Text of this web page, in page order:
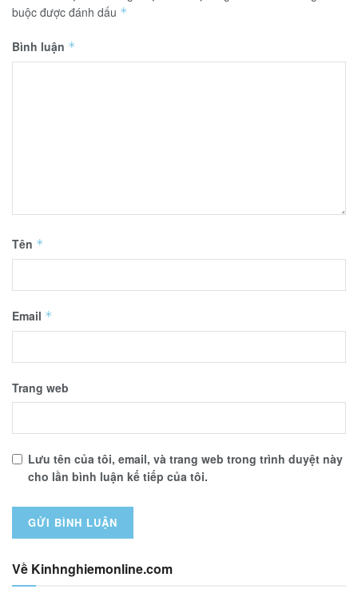
buộc được đánh dấu *
Bình luận *
Tên *
Email *
Trang web
Lưu tên của tôi, email, và trang web trong trình duyệt này
cho lần bình luận kế tiếp của tôi.
Về Kinhnghiemonline.com